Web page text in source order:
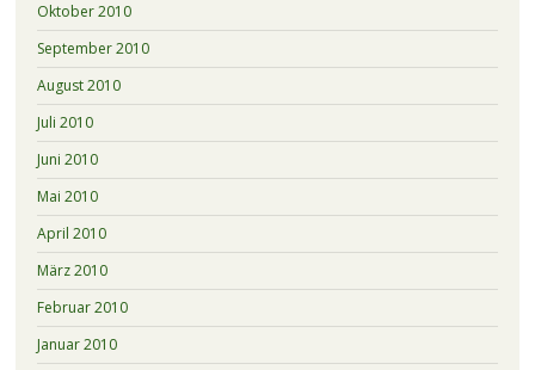
Oktober 2010
September 2010
August 2010
Juli 2010
Juni 2010
Mai 2010
April 2010
März 2010
Februar 2010
Januar 2010